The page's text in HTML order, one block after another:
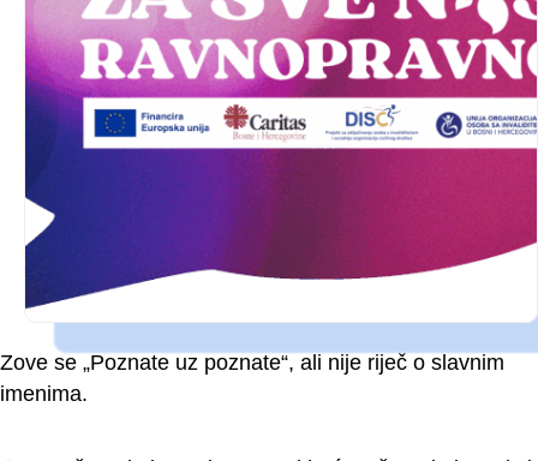
Zove se „Poznate uz poznate“, ali nije riječ o slavnim
imenima.